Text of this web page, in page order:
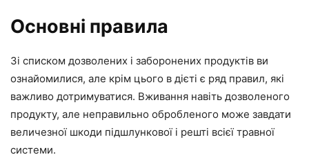
Основні правила
Зі списком дозволених і заборонених продуктів ви
ознайомилися, але крім цього в дієті є ряд правил, які
важливо дотримуватися. Вживання навіть дозволеного
продукту, але неправильно обробленого може завдати
величезної шкоди підшлункової і решті всієї травної
системи.